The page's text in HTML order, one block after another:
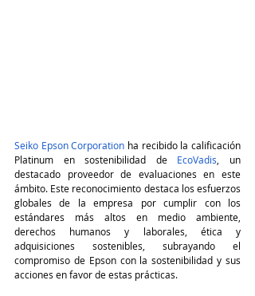
Seiko Epson Corporation ha recibido la calificación
Platinum en sostenibilidad de EcoVadis, un
destacado proveedor de evaluaciones en este
ámbito. Este reconocimiento destaca los esfuerzos
globales de la empresa por cumplir con los
estándares más altos en medio ambiente,
derechos humanos y laborales, ética y
adquisiciones sostenibles, subrayando el
compromiso de Epson con la sostenibilidad y sus
acciones en favor de estas prácticas.